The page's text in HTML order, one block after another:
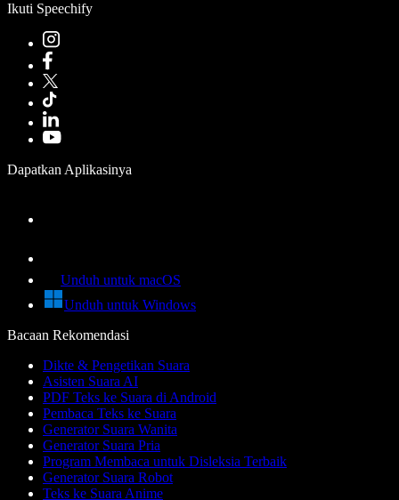
Ikuti Speechify
Dapatkan Aplikasinya
Unduh untuk macOS
Unduh untuk Windows
Bacaan Rekomendasi
Dikte & Pengetikan Suara
Asisten Suara AI
PDF Teks ke Suara di Android
Pembaca Teks ke Suara
Generator Suara Wanita
Generator Suara Pria
Program Membaca untuk Disleksia Terbaik
Generator Suara Robot
Teks ke Suara Anime